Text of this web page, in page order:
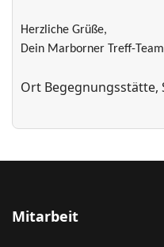
Herzliche Grüße,
Dein Marborner Treff-Team
Ort Begegnungsstätte,
Mitarbeit